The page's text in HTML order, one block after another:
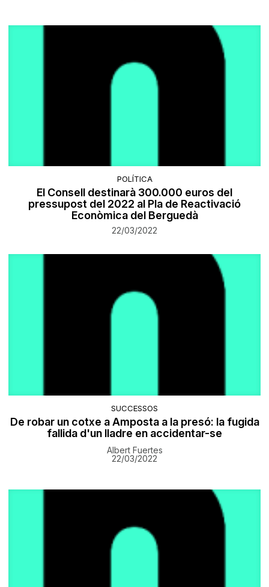
POLÍTICA
El Consell destinarà 300.000 euros del
pressupost del 2022 al Pla de Reactivació
Econòmica del Berguedà
22/03/2022
SUCCESSOS
De robar un cotxe a Amposta a la presó: la fugida
fallida d'un lladre en accidentar-se
Albert Fuertes
22/03/2022